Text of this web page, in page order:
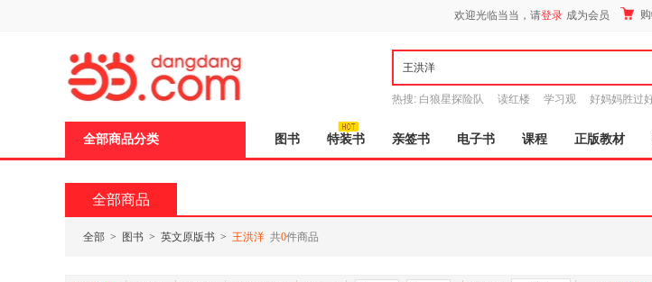
欢迎光临当当，请登录 成为会员
热搜: 白狼星探险队 读红楼 学习观 好妈妈胜过
全部商品分类 图书 特装书 亲签书 电子书 课程 正版教材
全部商品
全部 > 图书 > 英文原版书 > 王洪洋 共0件商品
页